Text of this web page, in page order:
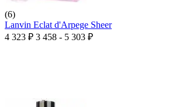
(6)
Lanvin Eclat d'Arpege Sheer
4 323 ₽ 3 458 - 5 303 ₽